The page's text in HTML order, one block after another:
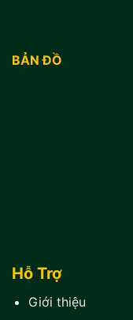
BẢN ĐỒ
Hỗ Trợ
Giới thiệu